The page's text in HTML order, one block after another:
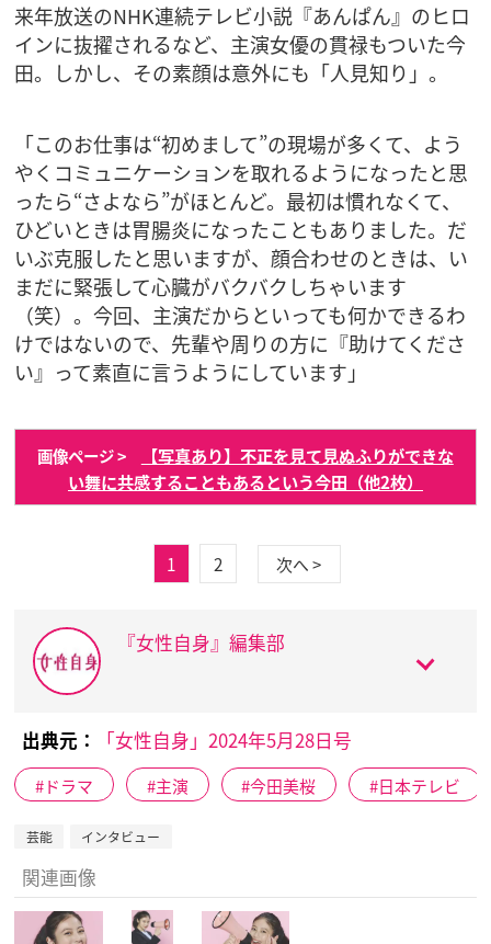
来年放送のNHK連続テレビ小説『あんぱん』のヒロ
インに抜擢されるなど、主演女優の貫禄もついた今
田。しかし、その素顔は意外にも「人見知り」。
「このお仕事は“初めまして”の現場が多くて、よう
やくコミュニケーションを取れるようになったと思
ったら“さよなら”がほとんど。最初は慣れなくて、
ひどいときは胃腸炎になったこともありました。だ
いぶ克服したと思いますが、顔合わせのときは、い
まだに緊張して心臓がバクバクしちゃいます
（笑）。今回、主演だからといっても何かできるわ
けではないので、先輩や周りの方に『助けてくださ
い』って素直に言うようにしています」
画像ページ >
【写真あり】不正を見て見ぬふりができな
い舞に共感することもあるという今田（他2枚）
1 2 次へ >
『女性自身』編集部
出典元： 「女性自身」2024年5月28日号
ドラマ 主演 今田美桜 日本テレビ
芸能 インタビュー
関連画像